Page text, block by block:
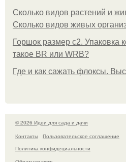
Сколько видов растений и
Сколько видов живых
Горшок размер с2. Упаковка
такое BR или WRB?
Где и как сажать флоксы.
© 2026 Идеи для сада и дачи
Контакты
Пользовательское соглашение
Политика конфидециальности